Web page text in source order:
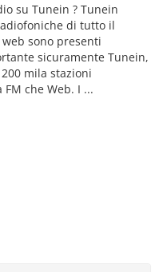
su Tunein ? Tunein
di tutto il
sono presenti
sicuramente Tunein,
mila stazioni
che Web. I ...